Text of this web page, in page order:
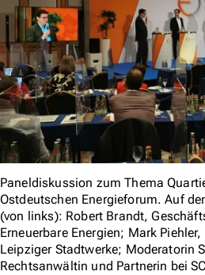
Paneldiskussion zum Thema
Ostdeutschen Energieforum. Auf
(von links): Robert Brandt,
Erneuerbare Energien; Mark
Leipziger Stadtwerke; Moderatorin
Rechtsanwältin und Partnerin bei